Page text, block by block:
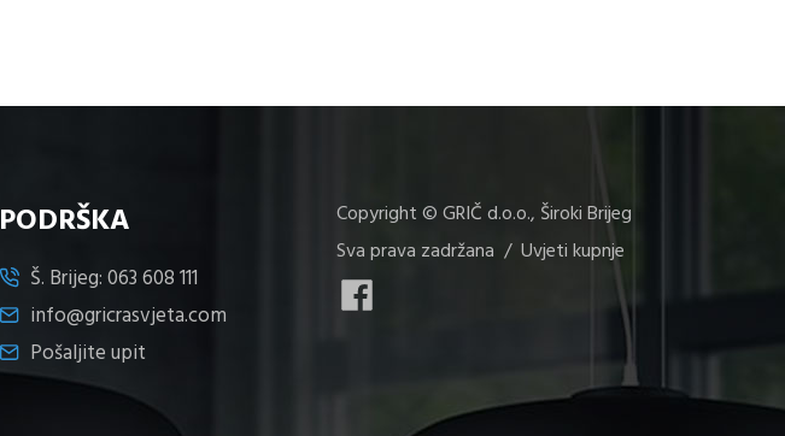
PODRŠKA
Š. Brijeg:063 608 111
info@gricrasvjeta.com
Pošaljite upit
Copyright © GRIČ d.o.o., Široki Brijeg
Sva prava zadržana / Uvjeti kupnje